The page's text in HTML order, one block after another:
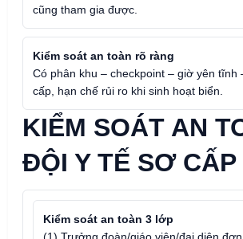
cũng tham gia được.
Kiểm soát an toàn rõ ràng
Có phân khu – checkpoint – giờ yên tĩnh
cấp, hạn chế rủi ro khi sinh hoạt biển.
KIỂM SOÁT AN
ĐỘI Y TẾ SƠ CẤP
Kiểm soát an toàn 3 lớp